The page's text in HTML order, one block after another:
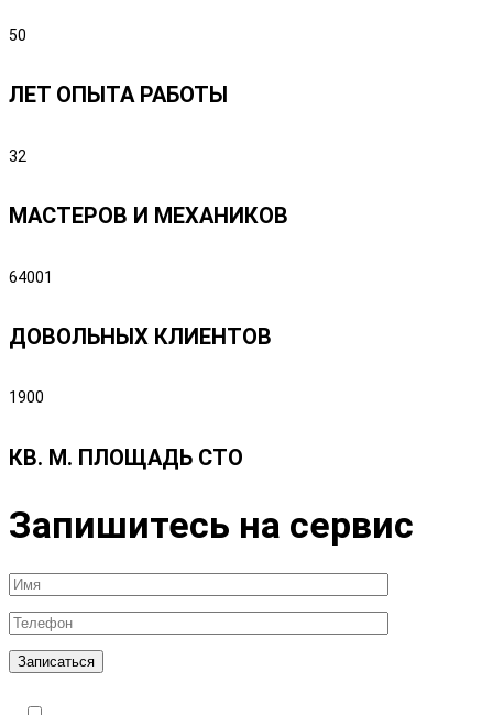
50
ЛЕТ ОПЫТА РАБОТЫ
32
МАСТЕРОВ И МЕХАНИКОВ
64001
ДОВОЛЬНЫХ КЛИЕНТОВ
1900
КВ. М. ПЛОЩАДЬ СТО
Запишитесь на сервис
Записаться